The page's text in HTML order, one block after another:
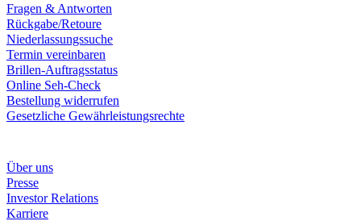
Fragen & Antworten
Rückgabe/Retoure
Niederlassungssuche
Termin vereinbaren
Brillen-Auftragsstatus
Online Seh-Check
Bestellung widerrufen
Gesetzliche Gewährleistungsrechte
Über uns
Presse
Investor Relations
Karriere